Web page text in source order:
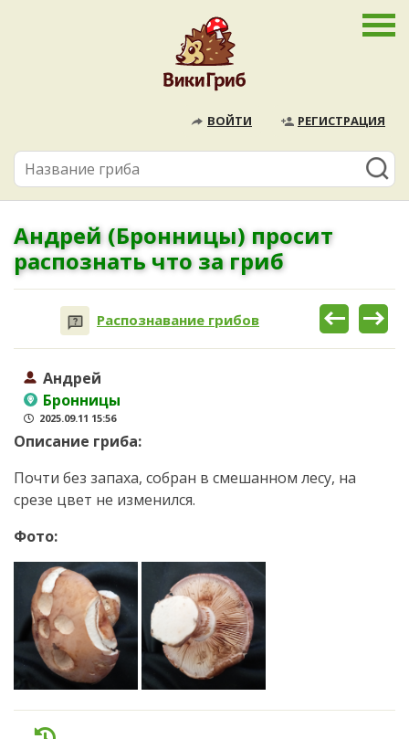
ВОЙТИ РЕГИСТРАЦИЯ
Андрей (Бронницы) просит
распознать что за гриб
Распознавание грибов
Андрей
Бронницы
2025.09.11 15:56
Описание гриба:
Почти без запаха, собран в смешанном лесу, на
срезе цвет не изменился.
Фото: